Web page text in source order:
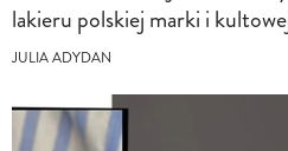
lakieru polskiej marki i
JULIA ADYDAN